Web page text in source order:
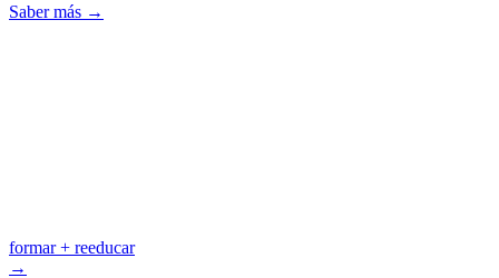
Saber más →
formar+ reeducar
→